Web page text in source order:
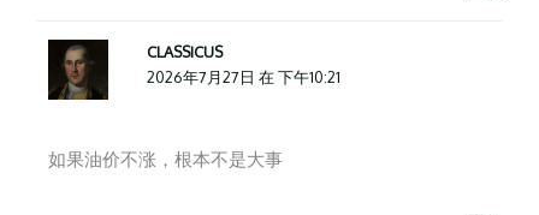
CLASSICUS
2026年7月27日 在 下午10:21
如果油价不涨，根本不是大事